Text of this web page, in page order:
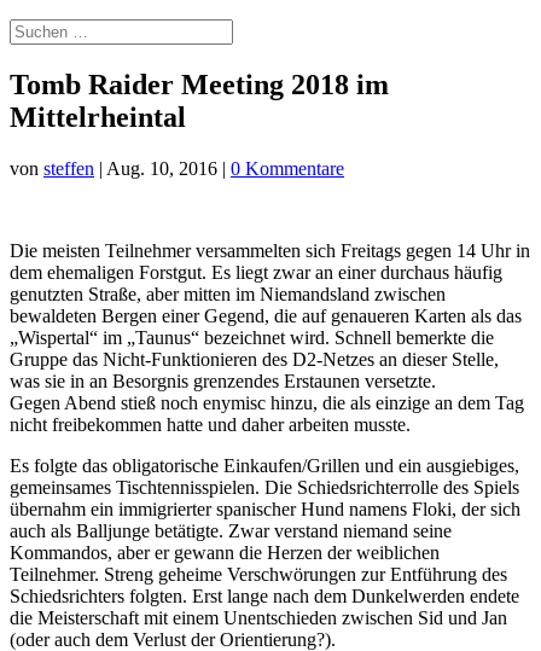
Tomb Raider Meeting 2018 im
Mittelrheintal
von steffen | Aug. 10, 2016 | 0 Kommentare
Die meisten Teilnehmer versammelten sich Freitags gegen 14 Uhr in
dem ehemaligen Forstgut. Es liegt zwar an einer durchaus häufig
genutzten Straße, aber mitten im Niemandsland zwischen
bewaldeten Bergen einer Gegend, die auf genaueren Karten als das
„Wispertal“ im „Taunus“ bezeichnet wird. Schnell bemerkte die
Gruppe das Nicht-Funktionieren des D2-Netzes an dieser Stelle,
was sie in an Besorgnis grenzendes Erstaunen versetzte.
Gegen Abend stieß noch enymisc hinzu, die als einzige an dem Tag
nicht freibekommen hatte und daher arbeiten musste.
Es folgte das obligatorische Einkaufen/Grillen und ein ausgiebiges,
gemeinsames Tischtennisspielen. Die Schiedsrichterrolle des Spiels
übernahm ein immigrierter spanischer Hund namens Floki, der sich
auch als Balljunge betätigte. Zwar verstand niemand seine
Kommandos, aber er gewann die Herzen der weiblichen
Teilnehmer. Streng geheime Verschwörungen zur Entführung des
Schiedsrichters folgten. Erst lange nach dem Dunkelwerden endete
die Meisterschaft mit einem Unentschieden zwischen Sid und Jan
(oder auch dem Verlust der Orientierung?).